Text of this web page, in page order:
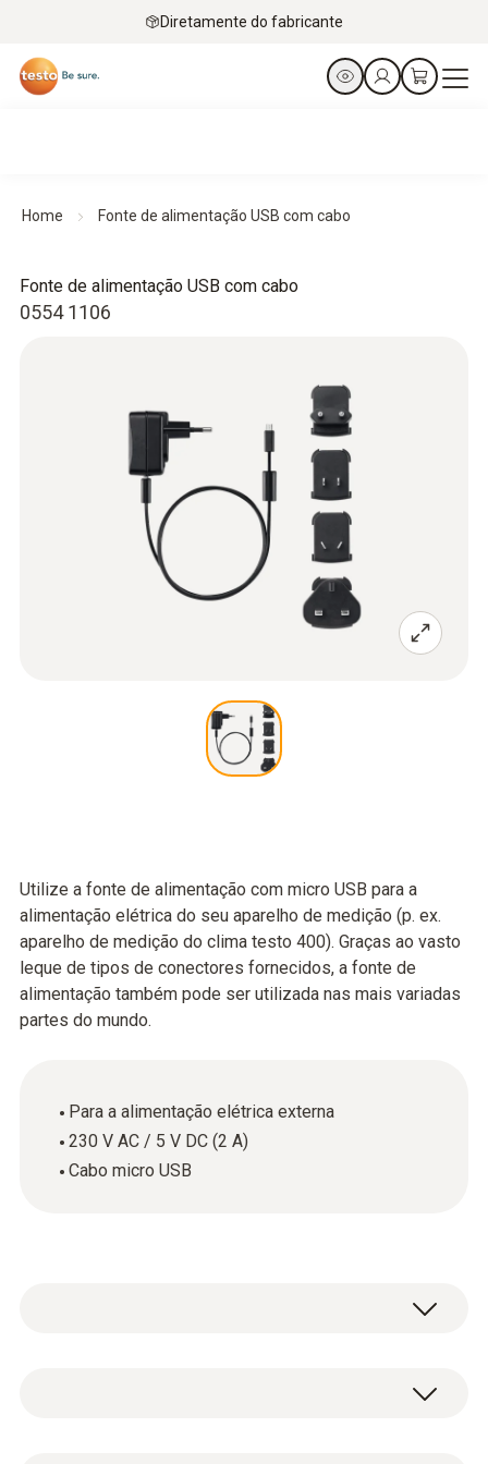
Diretamente do fabricante
Home Fonte de alimentação USB com cabo
0554 1106
Fonte de alimentação USB com cabo
Utilize a fonte de alimentação com micro USB para a
alimentação elétrica do seu aparelho de medição (p. ex.
aparelho de medição do clima testo 400). Graças ao vasto
leque de tipos de conectores fornecidos, a fonte de
alimentação também pode ser utilizada nas mais variadas
partes do mundo.
Para a alimentação elétrica externa
230 V AC / 5 V DC (2 A)
Cabo micro USB